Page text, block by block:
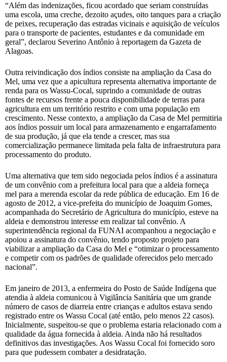
“Além das indenizações, ficou acordado que seriam construídas
uma escola, uma creche, dezoito açudes, oito tanques para a criação
de peixes, recuperação das estradas vicinais e aquisição de veículos
para o transporte de pacientes, estudantes e da comunidade em
geral”, declarou Severino Antônio à reportagem da Gazeta de
Alagoas.
Outra reivindicação dos índios consiste na ampliação da Casa do
Mel, uma vez que a apicultura representa alternativa importante de
renda para os Wassu-Cocal, suprindo a comunidade de outras
fontes de recursos frente a pouca disponibilidade de terras para
agricultura em um território restrito e com uma população em
crescimento. Nesse contexto, a ampliação da Casa de Mel permitiria
aos índios possuir um local para armazenamento e engarrafamento
de sua produção, já que ela tende a crescer, mas sua
comercialização permanece limitada pela falta de infraestrutura para
processamento do produto.
Uma alternativa que tem sido negociada pelos índios é a assinatura
de um convênio com a prefeitura local para que a aldeia forneça
mel para a merenda escolar da rede pública de educação. Em 16 de
agosto de 2012, a vice-prefeita do município de Joaquim Gomes,
acompanhada do Secretário de Agricultura do município, esteve na
aldeia e demonstrou interesse em realizar tal convênio. A
superintendência regional da FUNAI acompanhou a negociação e
apoiou a assinatura do convênio, tendo proposto projeto para
viabilizar a ampliação da Casa do Mel e “otimizar o processamento
e competir com os padrões de qualidade oferecidos pelo mercado
nacional”.
Em janeiro de 2013, a enfermeira do Posto de Saúde Indígena que
atendia à aldeia comunicou à Vigilância Sanitária que um grande
número de casos de diarreia entre crianças e adultos estava sendo
registrado entre os Wassu Cocal (até então, pelo menos 22 casos).
Inicialmente, suspeitou-se que o problema estaria relacionado com a
qualidade da água fornecida à aldeia. Ainda não há resultados
definitivos das investigações. Aos Wassu Cocal foi fornecido soro
para que pudessem combater a desidratação.